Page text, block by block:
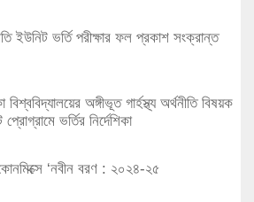
ইউনিট ভর্তি পরীক্ষার ফল প্রকাশ সংক্রান্ত
অঙ্গীভূত গার্হস্থ্য অর্থনীতি বিষয়ক
ভর্তির নির্দেশিকা
‘নবীন বরণ : ২০২৪-২৫